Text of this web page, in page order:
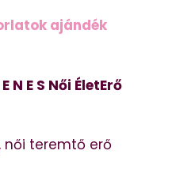
ajándék
N E S Női ÉletErő
női teremtő erő